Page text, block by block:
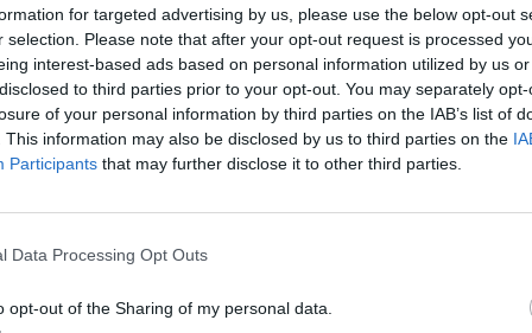
for targeted advertising by us, please use the below opt-out
selection. Please note that after your opt-out request is processed
interest-based ads based on personal information utilized by us
to third parties prior to your opt-out. You may separately
of your personal information by third parties on the IAB’s list of
This information may also be disclosed by us to third parties on the
Participants that may further disclose it to other third parties.
Data Processing Opt Outs
opt-out of the Sharing of my personal data.
menininkų, sukaupęs įspūdingą
kompozicijų, labdaringame
Maxo Brucho kūrinį „Kol Nidrei“.
programoje skambės ir du specialiai
Vieną jų drauge su trio atliks Maestro
virtuozė Simona Zajančauskaitė-
gyvenimo, vienas ryškiausių
Jurkūnas specialiai šiam